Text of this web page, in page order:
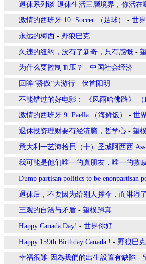
退休系列谈-退休生活三層境界，你活在
激情的西班牙 10. Soccer （足球） - 世
永远的梅西 - 野狼巴克
久违的纽约，没有了新奇，只有感慨 -
为什么要控制血压？ - 中国社会经济
回眸“骄傲”大游行 - 伏首阳明
不能错过的好电影： 《风雨哈佛路》 （
激情的西班牙 9. Paella （海鲜饭） - 世
退休投资理财要有经济脑，哲学心 - 望
意大利一艺海拾貝（十）圣城阿西西
我可能是他们唯一的真朋友，唯一的救
Dump partisan politics to be enonpartisan
退休后，不要因为给别人撑伞，而淋湿
三观的自洽与矛盾 - 望樸歸真
Happy Canada Day! - 世界你好
Happy 159th Birthday Canada ! - 野狼巴克
幸福很難-因為我們的出生設置有缺陷 -